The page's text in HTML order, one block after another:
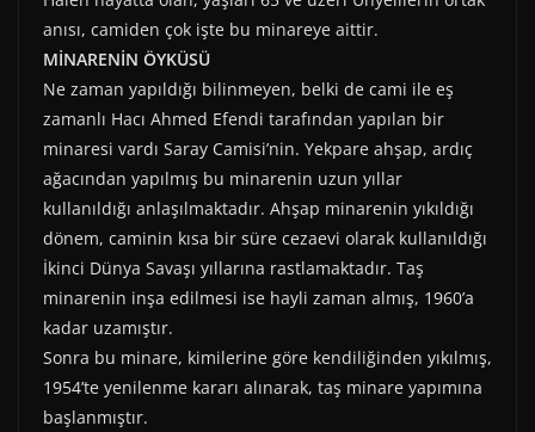
anısı, camiden çok işte bu minareye aittir.
MİNARENİN ÖYKÜSÜ
Ne zaman yapıldığı bilinmeyen, belki de cami ile eş
zamanlı Hacı Ahmed Efendi tarafından yapılan bir
minaresi vardı Saray Camisi’nin. Yekpare ahşap, ardıç
ağacından yapılmış bu minarenin uzun yıllar
kullanıldığı anlaşılmaktadır. Ahşap minarenin yıkıldığı
dönem, caminin kısa bir süre cezaevi olarak kullanıldığı
İkinci Dünya Savaşı yıllarına rastlamaktadır. Taş
minarenin inşa edilmesi ise hayli zaman almış, 1960’a
kadar uzamıştır.
Sonra bu minare, kimilerine göre kendiliğinden yıkılmış,
1954’te yenilenme kararı alınarak, taş minare yapımına
başlanmıştır.